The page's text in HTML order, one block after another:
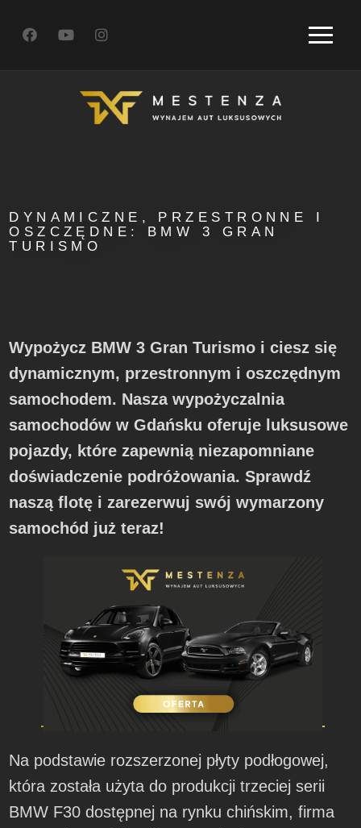
DYNAMICZNE, PRZESTRONNE I
OSZCZĘDNE: BMW 3 GRAN
TURISMO
Wypożycz BMW 3 Gran Turismo i ciesz się
dynamicznym, przestronnym i oszczędnym
samochodem. Nasza wypożyczalnia
samochodów w Gdańsku oferuje luksusowe
pojazdy, które zapewnią niezapomniane
doświadczenie podróżowania. Sprawdź
naszą flotę i zarezerwuj swój wymarzony
samochód już teraz!
Na podstawie rozszerzonej płyty podłogowej,
która została użyta do produkcji trzeciej serii
BMW F30 dostępnej na rynku chińskim, firma